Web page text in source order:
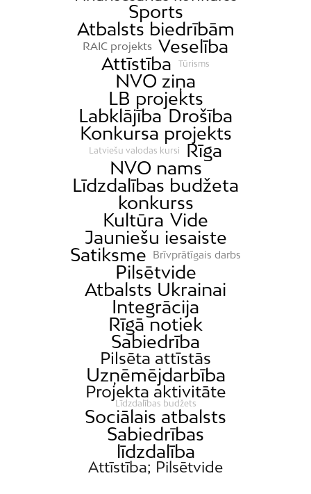
Sports
Atbalsts biedrībām
RAIC projekts Veselība
Attīstība
Tūrisms
NVO ziņa
LB projekts
Labklājība Drošība
Konkursa projekts
Latviešu valodas kursi
Rīga
NVO nams
Līdzdalības budžeta
konkurss
Kultūra Vide
Jauniešu iesaiste
Satiksme
Brīvprātīgais darbs
Pilsētvide
Atbalsts Ukrainai
Integrācija
Rīgā notiek
Sabiedrība
Pilsēta attīstās
Uzņēmējdarbība
Projekta aktivitāte
Līdzdalības budžets
Sociālais atbalsts
Sabiedrības
līdzdalība
Attīstība; Pilsētvide